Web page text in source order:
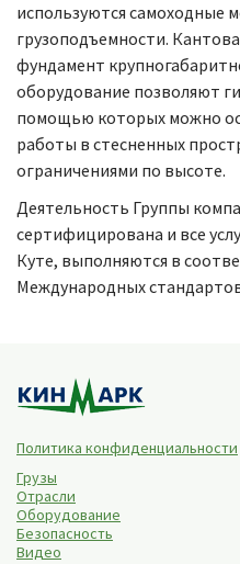
используются самоходные
грузоподъемности.
фундамент
оборудование позволяют
помощью которых можно
работы в стесненных
ограничениями по высоте.
Деятельность Группы
сертифицирована и все
Куте, выполняются в
Международных
Политика конфиденциальности
Грузы
Отрасли
Оборудование
Безопасность
Видео